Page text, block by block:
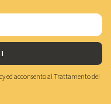
ed acconsento alTrattamento dei